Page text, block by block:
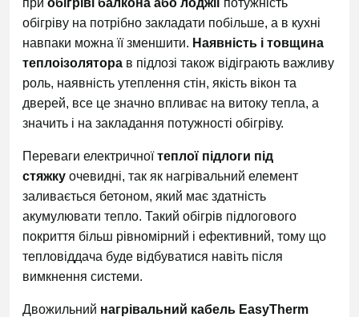
при обігріві балкона або лоджії
потужність
обігріву на потрібно закладати побільше, а в кухні
навпаки можна її зменшити. Наявність і товщина
теплоізолятора в підлозі також відіграють важливу
роль, наявність утеплення стін, якість вікон та
дверей, все це значно впливає на витоку тепла, а
значить і на закладання потужності обігріву.
Переваги електричноїтеплої підлоги під
стяжку очевидні, так як нагрівальний елемент
заливається бетоном, який має здатність
акумулювати тепло. Такий обігрів підлогового
покриття більш рівномірний і ефективний, тому що
тепловіддача буде відбуватися навіть після
вимкнення системи.
Двожильний нагрівальний кабель EasyTherm